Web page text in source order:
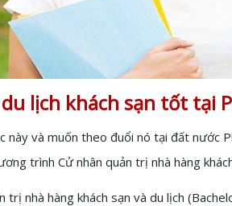
lịch khách sạn tốt tại
này và muốn theo đuổi nó tại đất nước
trình Cử nhân quản trị nhà hàng
trị nhà hàng khách sạn và du lịch